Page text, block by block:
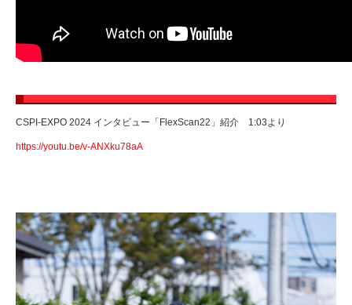
CSPI-EXPO 2024 インタビュー「FlexScan22」紹介 1:03より
https://youtu.be/v-ANXku78aA